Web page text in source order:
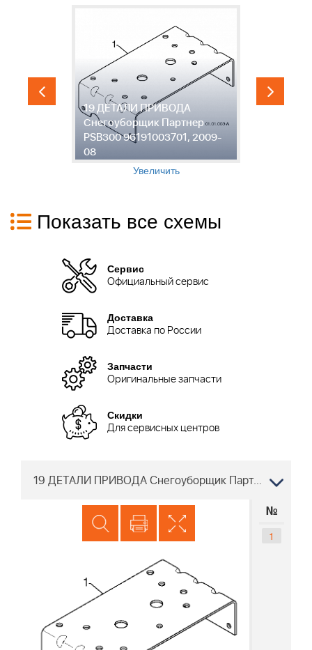
19 ДЕТАЛИ ПРИВОДА
Снегоуборщик Партнер
PSB300 96191003701, 2009-
08
Увеличить
Показать все схемы
Сервис
Официальный сервис
Доставка
Доставка по России
Запчасти
Оригинальные запчасти
Скидки
Для сервисных центров
19 ДЕТАЛИ ПРИВОДА Снегоуборщик Партнер PSB300 96191003701, 2009-08
№
1